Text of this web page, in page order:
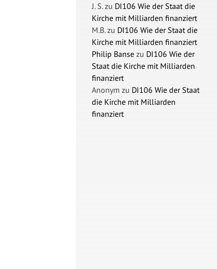
J. S.zu DI106 Wie der Staat die
Kirche mit Milliarden finanziert
M.B.zu DI106 Wie der Staat die
Kirche mit Milliarden finanziert
Philip Banse zu DI106 Wie der
Staat die Kirche mit Milliarden
finanziert
Anonym zu DI106 Wie der Staat
die Kirche mit Milliarden
finanziert